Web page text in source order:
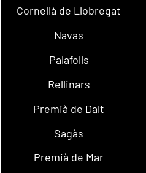
Cornellà de Llobregat
Navas
Palafolls
Rellinars
Premià de Dalt
Sagàs
Premià de Mar